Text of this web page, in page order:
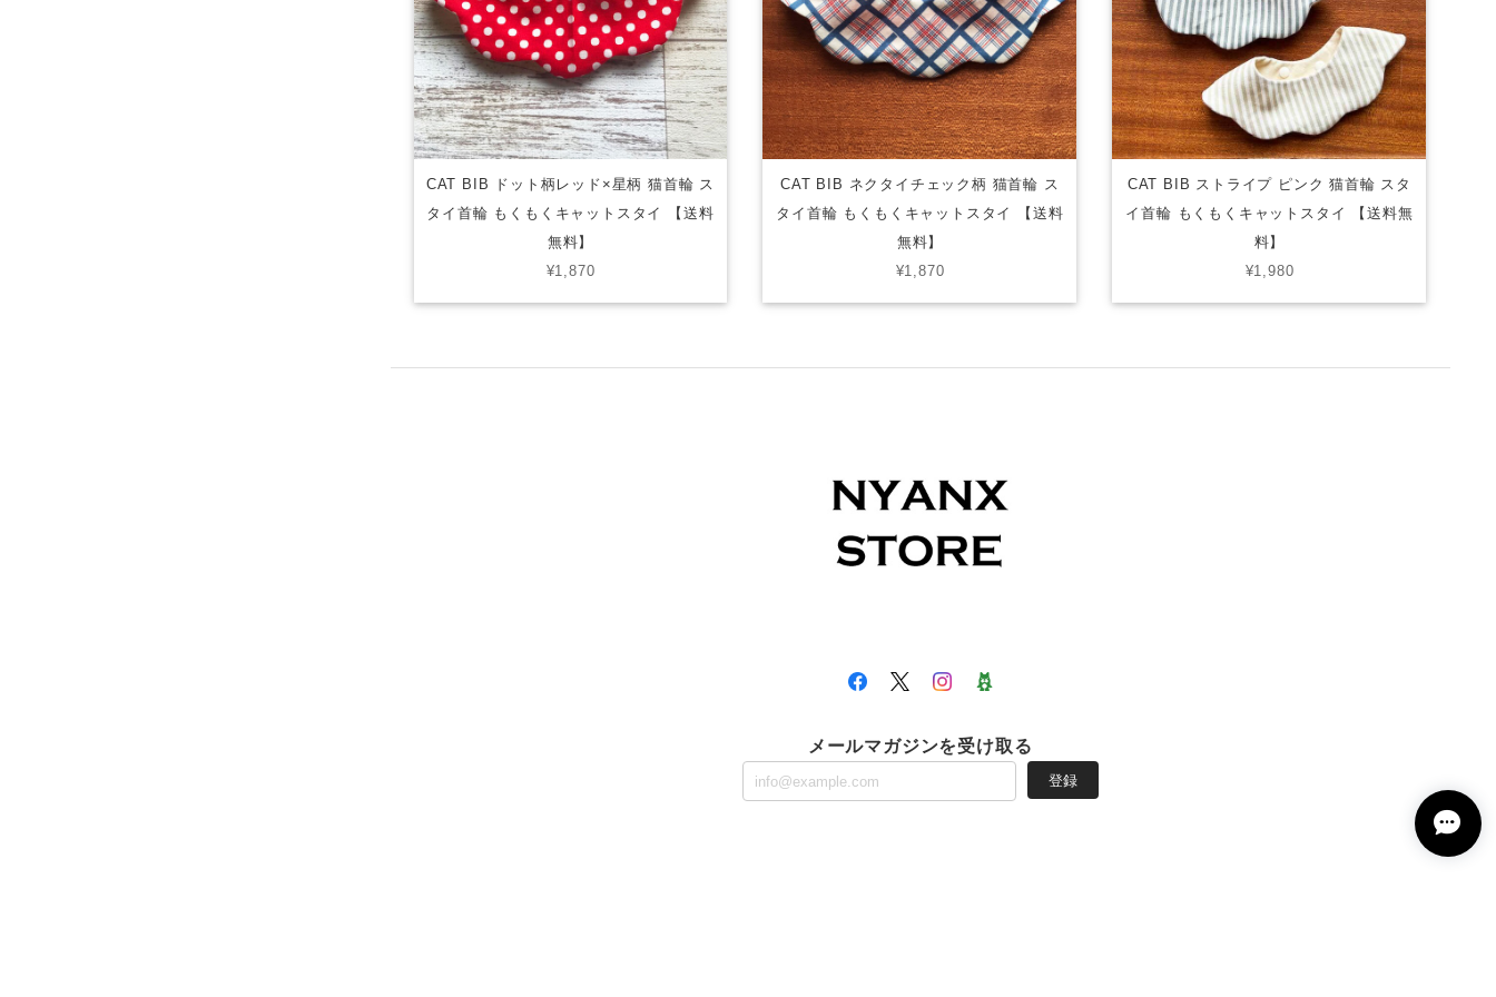
CAT BIB ドット柄レッド×星柄 猫首輪 ス
タイ首輪 もくもくキャットスタイ 【送料
無料】
¥1,870
CAT BIB ネクタイチェック柄 猫首輪 ス
タイ首輪 もくもくキャットスタイ 【送料
無料】
¥1,870
CAT BIB ストライプ ピンク 猫首輪 スタ
イ首輪 もくもくキャットスタイ 【送料無
料】
¥1,980
メールマガジンを受け取る
登録